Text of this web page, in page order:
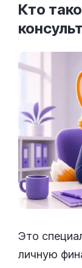
Кто
Это
личную